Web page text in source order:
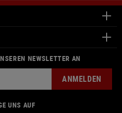
NEWSLETTER AN
ANMELDEN
UNS AUF